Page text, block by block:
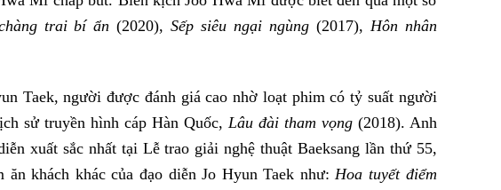
trai bí ẩn (2020),Sếp siêu ngại ngùng(2017), Hôn nhân
Taek, người được đánh giá cao nhờ loạt phim có tỷ suất người
sử truyền hình cáp Hàn Quốc, Lâu đài tham vọng(2018). Anh
xuất sắc nhất tại Lễ trao giải nghệ thuật Baeksang lần thứ 55,
ăn khách khác của đạo diễn Jo Hyun Taek như:Hoa tuyết điểm